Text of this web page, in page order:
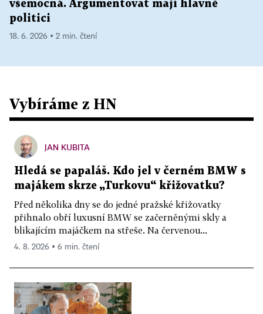
všemocná. Argumentovat mají hlavně
politici
18. 6. 2026 ▪ 2 min. čtení
Vybíráme z HN
JAN KUBITA
Hledá se papaláš. Kdo jel v černém BMW s
majákem skrze „Turkovu“ křižovatku?
Před několika dny se do jedné pražské křižovatky
přihnalo obří luxusní BMW se začerněnými skly a
blikajícím majáčkem na střeše. Na červenou...
4. 8. 2026 ▪ 6 min. čtení